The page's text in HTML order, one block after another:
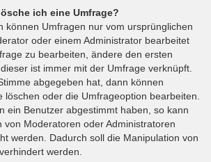
ich eine Umfrage?
können Umfragen nur vom ursprünglichen
oder einem Administrator bearbeitet
zu bearbeiten, ändere den ersten
ist immer mit der Umfrage verknüpft.
abgegeben hat, dann können
löschen oder die Umfrageoption bearbeiten.
ein Benutzer abgestimmt haben, so kann
von Moderatoren oder Administratoren
werden. Dadurch soll die Manipulation von
werden.